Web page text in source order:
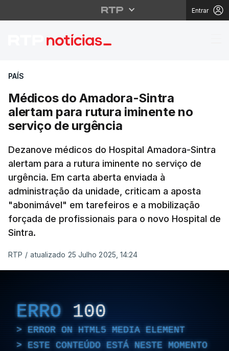
Entrar
Médicos do
PAÍS
Médicos do Amadora-Sintra
alertam para rutura iminente no
serviço de urgência
Dezanove médicos do Hospital Amadora-Sintra
alertam para a rutura iminente no serviço de
urgência. Em carta aberta enviada à
administração da unidade, criticam a aposta
"abonimável" em tarefeiros e a mobilização
forçada de profissionais para o novo Hospital de
Sintra.
RTP / atualizado 25 Julho 2025, 14:24
ERRO 100
ERROR ON HTML5 MEDIA ELEMENT
ESTE CONTEÚDO ESTÁ NESTE MOMENTO